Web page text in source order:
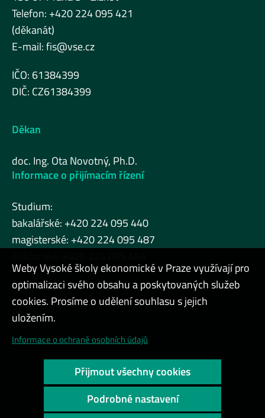
Telefon: +420 224 095 421
(děkanát)
E-mail:fis@vse.cz
IČO: 61384399
DIČ: CZ61384399
Děkan
doc. Ing. Ota Novotný, Ph.D.
Informace o přijímacím řízení
Studium:
bakalářské: +420 224 095 440
magisterské: +420 224 095 487
Admin
Cookies a ochrana osobních údajů
Přístupnost webu
Vysoký kontrast
Weby Vysoké školy ekonomické v Praze využívají pro
optimalizaci svého obsahu a poskytovaných služeb
cookies. Prosíme o udělení souhlasu s jejich
uložením.
Informace o ochraně osobních údajů
Přijmout všechny cookies
Podrobné nastavení